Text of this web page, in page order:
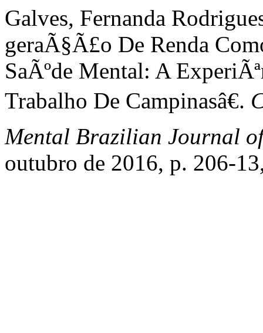
Galves, Fernanda
geraÃ§Ã£o De Renda
SaÃºde Mental: A
Trabalho De Campinasâ€.
Mental Brazilian Journal
outubro de 2016, p. 206-